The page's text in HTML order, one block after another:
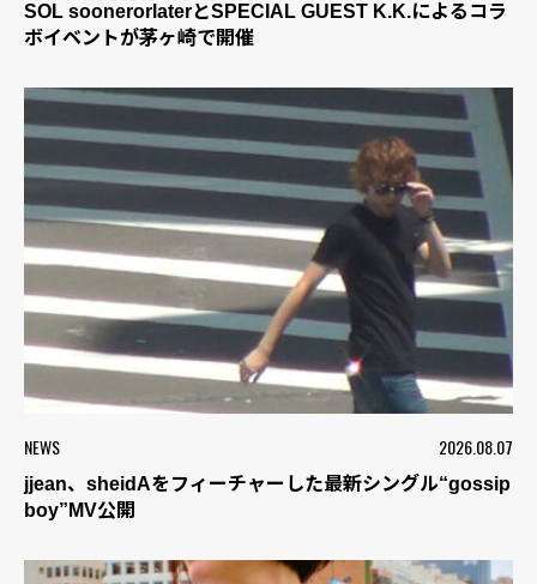
SOL soonerorlaterとSPECIAL GUEST K.K.によるコラ
ボイベントが茅ヶ崎で開催
NEWS 2026.08.07
jjean、sheidAをフィーチャーした最新シングル“gossip
boy”MV公開